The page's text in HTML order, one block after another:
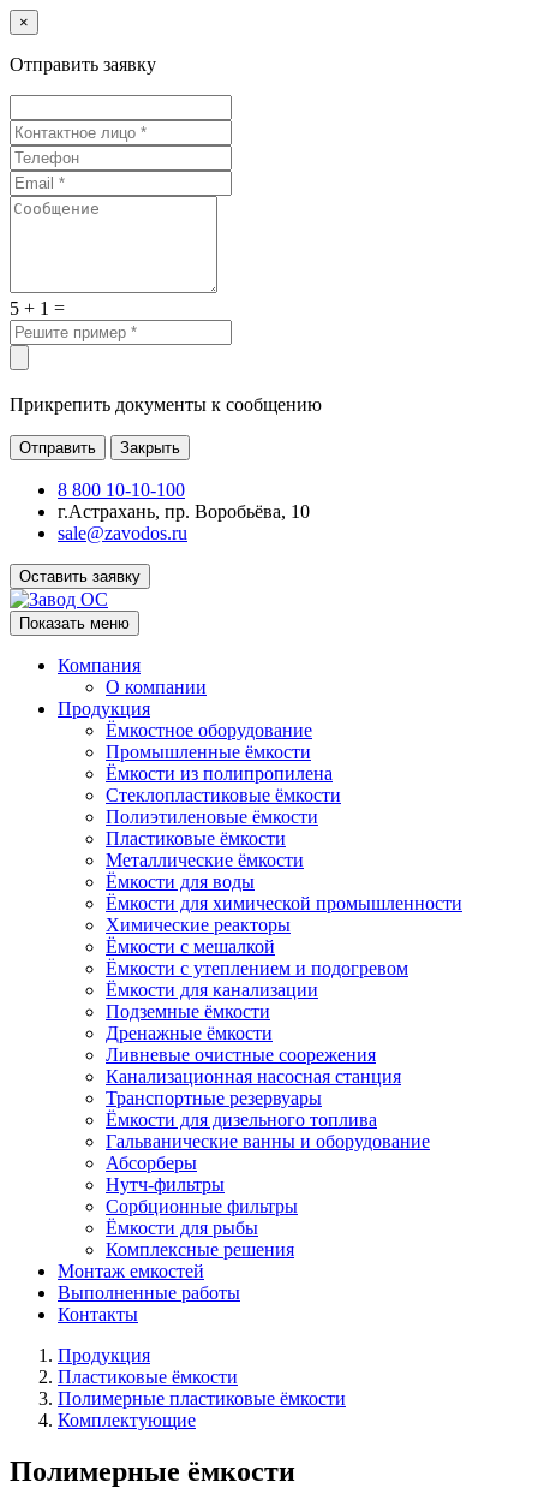
×
Отправить заявку
5 + 1 =
Прикрепить документы к сообщению
Отправить Закрыть
8 800 10-10-100
г.Астрахань, пр. Воробьёва, 10
sale@zavodos.ru
Оставить заявку
Показать меню
Компания
О компании
Продукция
Ёмкостное оборудование
Промышленные ёмкости
Ёмкости из полипропилена
Стеклопластиковые ёмкости
Полиэтиленовые ёмкости
Пластиковые ёмкости
Металлические ёмкости
Ёмкости для воды
Ёмкости для химической промышленности
Химические реакторы
Ёмкости с мешалкой
Ёмкости с утеплением и подогревом
Ёмкости для канализации
Подземные ёмкости
Дренажные ёмкости
Ливневые очистные соорежения
Канализационная насосная станция
Транспортные резервуары
Ёмкости для дизельного топлива
Гальванические ванны и оборудование
Абсорберы
Нутч-фильтры
Сорбционные фильтры
Ёмкости для рыбы
Комплексные решения
Монтаж емкостей
Выполненные работы
Контакты
Продукция
Пластиковые ёмкости
Полимерные пластиковые ёмкости
Комплектующие
Полимерные ёмкости